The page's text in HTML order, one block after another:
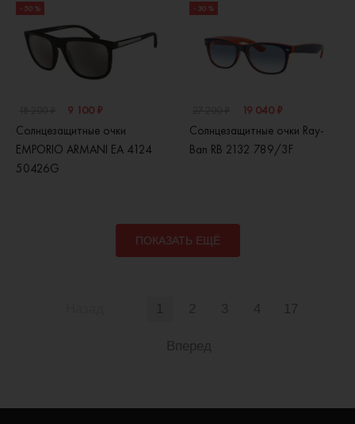
- 50 %
9 100 ₽
Солнцезащитные очки
EMPORIO ARMANI EA 4124
50426G
- 30 %
19 040 ₽
Солнцезащитные очки Ray-
Ban RB 2132 789/3F
ПОКАЗАТЬ ЕЩЁ